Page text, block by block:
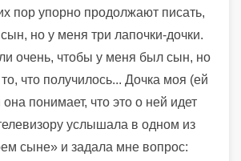
пор упорно продолжают писать,
но у меня три лапочки-дочки.
очень, чтобы у меня был сын, но
что получилось... Дочка моя (ей
понимает, что это о ней идет
услышала в одном из
сыне» и задала мне вопрос: